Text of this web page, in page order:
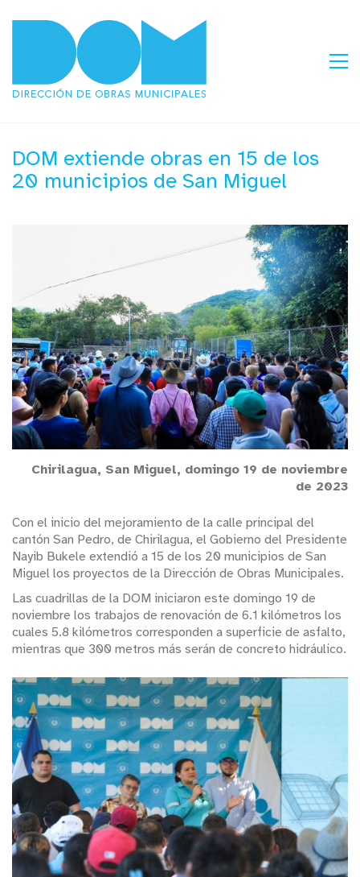
DOM extiende obras en 15 de los
20 municipios de San Miguel
Chirilagua, San Miguel, domingo 19 de noviembre
de 2023
Con el inicio del mejoramiento de la calle principal del
cantón San Pedro, de Chirilagua, el Gobierno del Presidente
Nayib Bukele extendió a 15 de los 20 municipios de San
Miguel los proyectos de la Dirección de Obras Municipales.
Las cuadrillas de la DOM iniciaron este domingo 19 de
noviembre los trabajos de renovación de 6.1 kilómetros los
cuales 5.8 kilómetros corresponden a superficie de asfalto,
mientras que 300 metros más serán de concreto hidráulico.